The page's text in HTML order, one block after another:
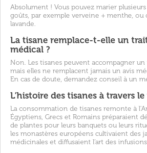
Absolument ! Vous pouvez marier
goûts, par exemple verveine + menthe, ou
lavande.
La tisane remplace-t-elle un
médical ?
Non. Les tisanes peuvent accompagner
mais elles ne remplacent jamais un avis
En cas de doute, demandez conseil à un
L’histoire des tisanes à travers
La consommation de tisanes remonte à
Égyptiens, Grecs et Romains préparaient
de plantes pour leurs banquets ou leurs
les monastères européens cultivaient des
médicinales et diffusaient l’art des